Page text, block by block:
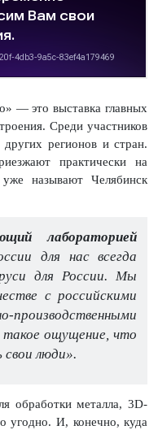
— это выставка главных
Среди участников
регионов и стран.
практически на
называют Челябинск
лабораторией
для нас всегда
для России. Мы
с российскими
такое ощущение, что
свои люди».
обработки металла, 3D-
угодно. И, конечно, куда